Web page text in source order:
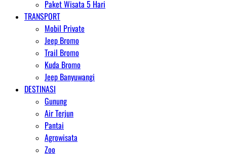
Paket Wisata 5 Hari
TRANSPORT
Mobil Private
Jeep Bromo
Trail Bromo
Kuda Bromo
Jeep Banyuwangi
DESTINASI
Gunung
Air Terjun
Pantai
Agrowisata
Zoo